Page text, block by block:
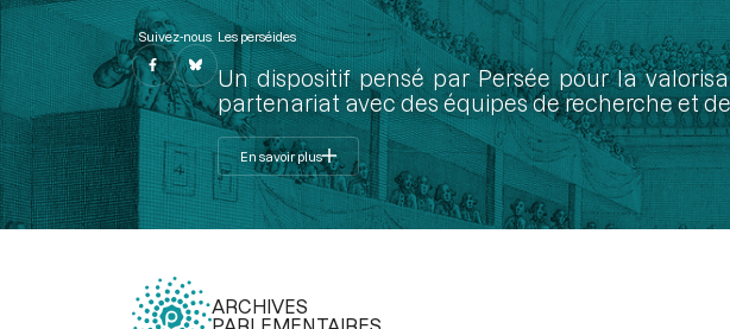
Suivez-nous Les perséides
Un dispositif pensé par Persée pour la
partenariat avec des équipes de recherche et
En savoir plus
ARCHIVES